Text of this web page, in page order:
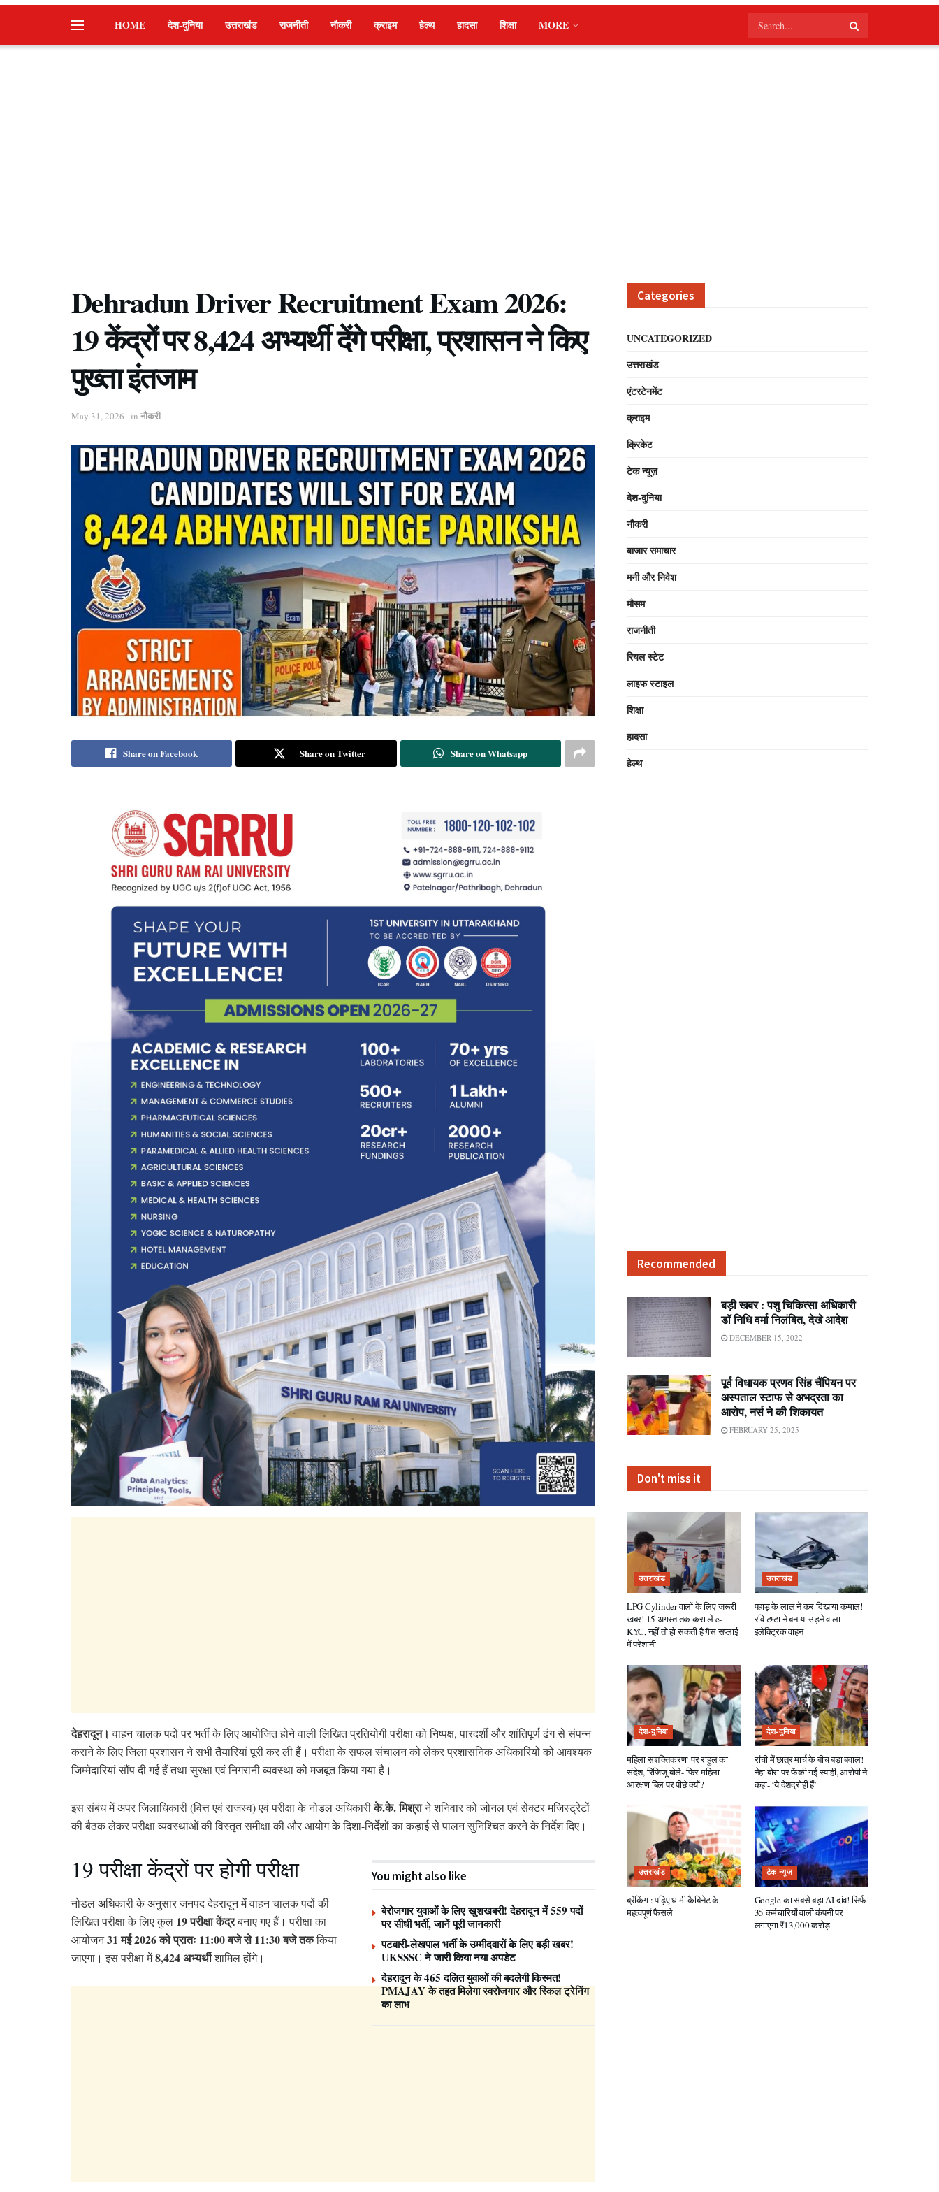
HOME देश-दुनिया उत्तराखंड राजनीती नौकरी क्राइम हेल्थ हादसा शिक्षा MORE
Dehradun Driver Recruitment Exam 2026:
19 केंद्रों पर 8,424 अभ्यर्थी देंगे परीक्षा, प्रशासन ने किए
पुख्ता इंतजाम
May 31, 2026 in नौकरी
Share on Facebook Share on Twitter Share on Whatsapp
देहरादून। वाहन चालक पदों पर भर्ती के लिए आयोजित होने वाली लिखित प्रतियोगी परीक्षा को निष्पक्ष, पारदर्शी और शांतिपूर्ण ढंग से संपन्न
कराने के लिए जिला प्रशासन ने सभी तैयारियां पूरी कर ली हैं। परीक्षा के सफल संचालन को लेकर प्रशासनिक अधिकारियों को आवश्यक
जिम्मेदारियां सौंप दी गई हैं तथा सुरक्षा एवं निगरानी व्यवस्था को मजबूत किया गया है।
इस संबंध में अपर जिलाधिकारी (वित्त एवं राजस्व) एवं परीक्षा के नोडल अधिकारीके.के. मिश्राने शनिवार को जोनल एवं सेक्टर मजिस्ट्रेटों
की बैठक लेकर परीक्षा व्यवस्थाओं की विस्तृत समीक्षा की और आयोग के दिशा-निर्देशों का कड़ाई से पालन सुनिश्चित करने के निर्देश दिए।
You might also like
बेरोजगार युवाओं के लिए खुशखबरी! देहरादून में 559 पदों
पर सीधी भर्ती, जानें पूरी जानकारी
पटवारी-लेखपाल भर्ती के उम्मीदवारों के लिए बड़ी खबर!
UKSSSC ने जारी किया नया अपडेट
देहरादून के 465 दलित युवाओं की बदलेगी किस्मत!
PMAJAY के तहत मिलेगा स्वरोजगार और स्किल ट्रेनिंग
का लाभ
19 परीक्षा केंद्रों पर होगी परीक्षा
नोडल अधिकारी के अनुसार जनपद देहरादून में वाहन चालक पदों की
लिखित परीक्षा के लिए कुल 19 परीक्षा केंद्रबनाए गए हैं। परीक्षा का
आयोजन31 मई 2026 को प्रातः 11:00 बजे से 11:30 बजे तककिया
जाएगा। इस परीक्षा में8,424 अभ्यर्थीशामिल होंगे।
Categories
UNCATEGORIZED
उत्तराखंड
एंटरटेनमेंट
क्राइम
क्रिकेट
टेक न्यूज़
देश-दुनिया
नौकरी
बाजार समाचार
मनी और निवेश
मौसम
राजनीती
रियल स्टेट
लाइफ स्टाइल
शिक्षा
हादसा
हेल्थ
Recommended
बड़ी खबर : पशु चिकित्सा अधिकारी
डॉ निधि वर्मा निलंबित, देखे आदेश
DECEMBER 15, 2022
पूर्व विधायक प्रणव सिंह चैंपियन पर
अस्पताल स्टाफ से अभद्रता का
आरोप, नर्स ने की शिकायत
FEBRUARY 25, 2025
Don't miss it
उत्तराखंड
LPG Cylinder वालों के लिए जरूरी
खबर! 15 अगस्त तक करा लें e-
KYC, नहीं तो हो सकती है गैस सप्लाई
में परेशानी
उत्तराखंड
पहाड़ के लाल ने कर दिखाया कमाल!
रवि टम्टा ने बनाया उड़ने वाला
इलेक्ट्रिक वाहन
देश-दुनिया
महिला सशक्तिकरण’ पर राहुल का
संदेश, रिजिजू बोले- फिर महिला
आरक्षण बिल पर पीछे क्यों?
देश-दुनिया
रांची में छात्र मार्च के बीच बड़ा बवाल!
नेहा बोरा पर फेंकी गई स्याही, आरोपी ने
कहा- ‘ये देशद्रोही हैं’
उत्तराखंड
ब्रेकिंग : पढ़िए धामी कैबिनेट के
महत्वपूर्ण फैसले
टेक न्यूज़
Google का सबसे बड़ा AI दांव! सिर्फ
35 कर्मचारियों वाली कंपनी पर
लगाएगा ₹13,000 करोड़